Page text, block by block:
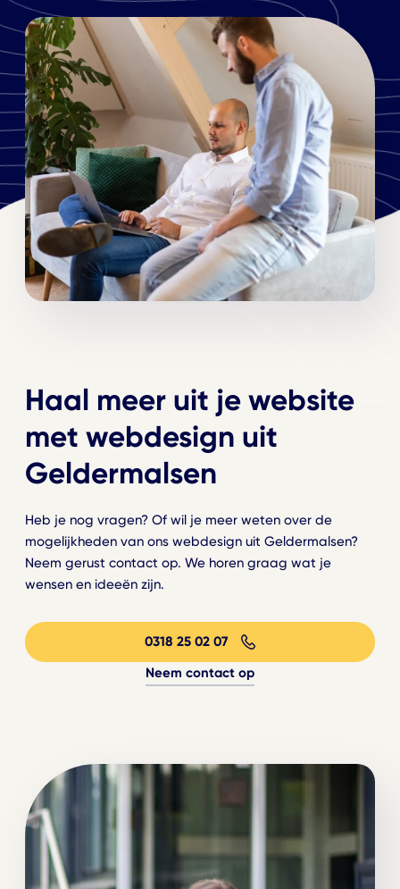
Haal meer uit je website
met webdesign uit
Geldermalsen
Heb je nog vragen? Of wil je meer weten over de
mogelijkheden van ons webdesign uit Geldermalsen?
Neem gerust contact op. We horen graag wat je
wensen en ideeën zijn.
0318 25 02 07
Neem contact op